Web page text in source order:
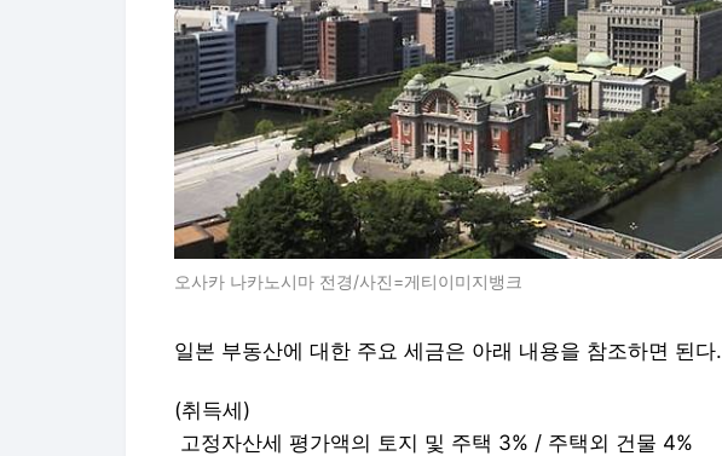
오사카 나카노시마 전경/사진=게티이미지뱅크
일본 부동산에 대한 주요 세금은 아래 내용을 참조하면 된다.
(취득세)
고정자산세 평가액의 토지 및 주택 3% / 주택외 건물 4%